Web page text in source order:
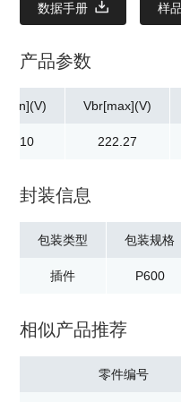
数据手册 样
产品参数
Vbr[max](V)
222.27
封装信息
包装类型
插件
包装规格
P600
相似产品推荐
零件编号